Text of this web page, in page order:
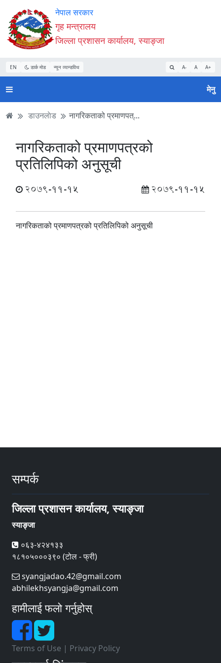
Accessibility
Mode
सुरु
गर्नुहोस्
सामाग्री
पढ्नुहाेस्
नेभिगेसन
पढ्नुहाेस्
वेबसाइट
खोजमा
जानुहोस्
नेपाल सरकार
गृह मन्त्रालय
जिल्ला प्रशासन कार्यालय, स्याङ्जा
EN डार्क मोड न्यून व्यान्डविथ A- A A+
मेनु
डाउनलाेड नागरिकताको प्रमाणपत्...
नागरिकताको प्रमाणपत्रको
प्रतिलिपिको अनुसूची
2079-11-15 2079-11-15
नागरिकताको प्रमाणपत्रको प्रतिलिपिको अनुसूची
सम्पर्क
जिल्ला प्रशासन कार्यालय, स्याङ्जा
स्याङ्जा
०६३-४२४१३३
१८१०५०००३९० (टोल - फ्री)
syangjadao.42@gmail.com
abhilekhsyangja@gmail.com
हामीलाई फलो गर्नुहोस्
Terms of Use | Privacy Policy